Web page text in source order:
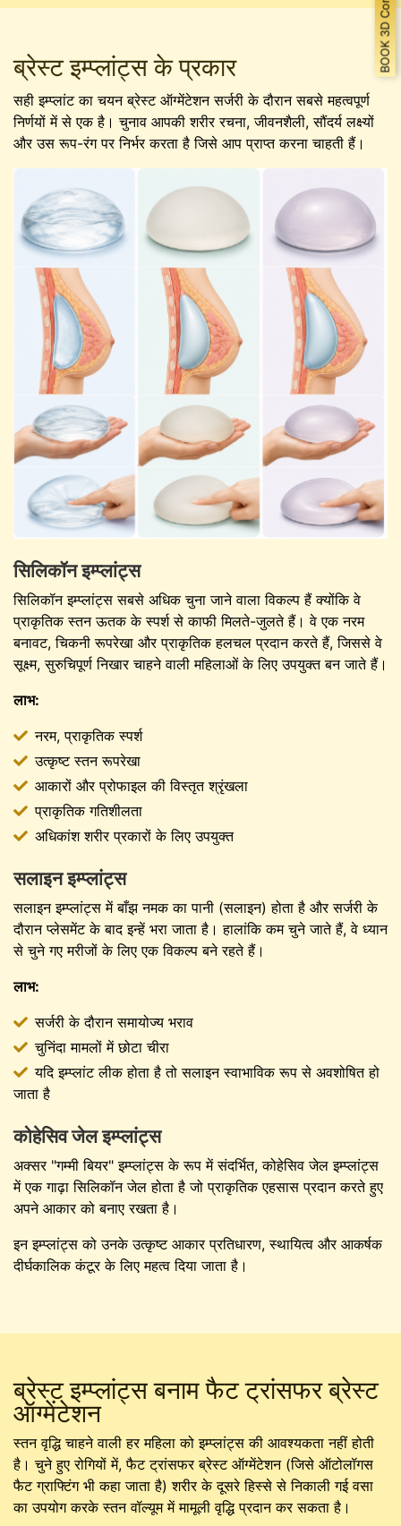
ब्रेस्ट इम्प्लांट्स के प्रकार
सही इम्प्लांट का चयन ब्रेस्ट ऑग्मेंटेशन सर्जरी के दौरान सबसे महत्वपूर्ण
निर्णयों में से एक है। चुनाव आपकी शरीर रचना, जीवनशैली, सौंदर्य लक्ष्यों
और उस रूप-रंग पर निर्भर करता है जिसे आप प्राप्त करना चाहती हैं।
सिलिकॉन इम्प्लांट्स
सिलिकॉन इम्प्लांट्स सबसे अधिक चुना जाने वाला विकल्प हैं क्योंकि वे
प्राकृतिक स्तन ऊतक के स्पर्श से काफी मिलते-जुलते हैं। वे एक नरम
बनावट, चिकनी रूपरेखा और प्राकृतिक हलचल प्रदान करते हैं, जिससे वे
सूक्ष्म, सुरुचिपूर्ण निखार चाहने वाली महिलाओं के लिए उपयुक्त बन जाते हैं।
लाभ:
नरम, प्राकृतिक स्पर्श
उत्कृष्ट स्तन रूपरेखा
आकारों और प्रोफाइल की विस्तृत श्रृंखला
प्राकृतिक गतिशीलता
अधिकांश शरीर प्रकारों के लिए उपयुक्त
सलाइन इम्प्लांट्स
सलाइन इम्प्लांट्स में बाँझ नमक का पानी (सलाइन) होता है और सर्जरी के
दौरान प्लेसमेंट के बाद इन्हें भरा जाता है। हालांकि कम चुने जाते हैं, वे ध्यान
से चुने गए मरीजों के लिए एक विकल्प बने रहते हैं।
लाभ:
सर्जरी के दौरान समायोज्य भराव
चुनिंदा मामलों में छोटा चीरा
यदि इम्प्लांट लीक होता है तो सलाइन स्वाभाविक रूप से अवशोषित हो
जाता है
कोहेसिव जेल इम्प्लांट्स
अक्सर "गम्मी बियर" इम्प्लांट्स के रूप में संदर्भित, कोहेसिव जेल इम्प्लांट्स
में एक गाढ़ा सिलिकॉन जेल होता है जो प्राकृतिक एहसास प्रदान करते हुए
अपने आकार को बनाए रखता है।
इन इम्प्लांट्स को उनके उत्कृष्ट आकार प्रतिधारण, स्थायित्व और आकर्षक
दीर्घकालिक कंटूर के लिए महत्व दिया जाता है।
ब्रेस्ट इम्प्लांट्स बनाम फैट ट्रांसफर ब्रेस्ट
ऑग्मेंटेशन
स्तन वृद्धि चाहने वाली हर महिला को इम्प्लांट्स की आवश्यकता नहीं होती
है। चुने हुए रोगियों में, फैट ट्रांसफर ब्रेस्ट ऑग्मेंटेशन (जिसे ऑटोलॉगस
फैट ग्राफ्टिंग भी कहा जाता है) शरीर के दूसरे हिस्से से निकाली गई वसा
का उपयोग करके स्तन वॉल्यूम में मामूली वृद्धि प्रदान कर सकता है।